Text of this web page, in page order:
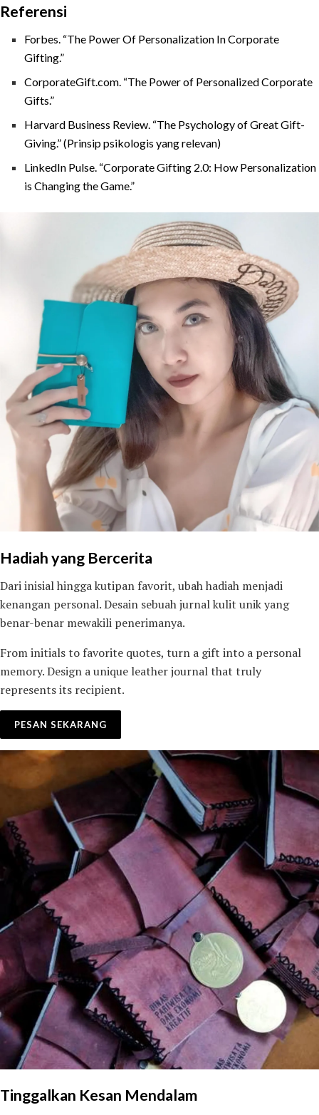
Referensi
Forbes. “The Power Of Personalization In Corporate
Gifting.”
CorporateGift.com. “The Power of Personalized Corporate
Gifts.”
Harvard Business Review. “The Psychology of Great Gift-
Giving.” (Prinsip psikologis yang relevan)
LinkedIn Pulse. “Corporate Gifting 2.0: How Personalization
is Changing the Game.”
Hadiah yang Bercerita
Dari inisial hingga kutipan favorit, ubah hadiah menjadi
kenangan personal. Desain sebuah jurnal kulit unik yang
benar-benar mewakili penerimanya.
From initials to favorite quotes, turn a gift into a personal
memory. Design a unique leather journal that truly
represents its recipient.
PESAN SEKARANG
Tinggalkan Kesan Mendalam